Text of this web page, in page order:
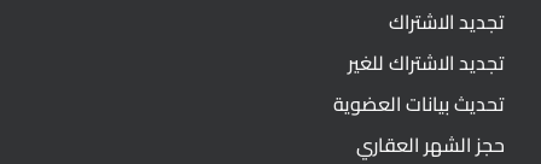
تجديد الاشتراك
تجديد الاشتراك للغير
تحديث بيانات العضوية
حجز الشهر العقاري